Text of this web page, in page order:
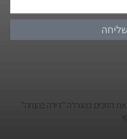
שליחה
הזוכים בהגרלה "דירה בהנחה"